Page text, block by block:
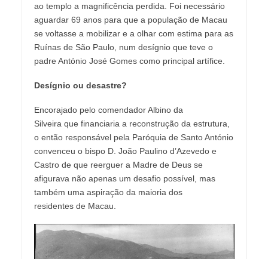
ao templo a magnificência perdida. Foi necessário
aguardar 69 anos para que a população de Macau
se voltasse a mobilizar e a olhar com estima para as
Ruínas de São Paulo, num desígnio que teve o
padre António José Gomes como principal artífice.
Desígnio ou desastre?
Encorajado pelo comendador Albino da
Silveira que financiaria a reconstrução da estrutura,
o então responsável pela Paróquia de Santo António
convenceu o bispo D. João Paulino d’Azevedo e
Castro de que reerguer a Madre de Deus se
afigurava não apenas um desafio possível, mas
também uma aspiração da maioria dos
residentes de Macau.